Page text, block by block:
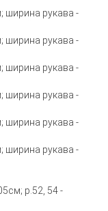
ширина рукава -
ширина рукава -
ширина рукава -
ширина рукава -
ширина рукава -
ширина рукава -
р.52, 54 -